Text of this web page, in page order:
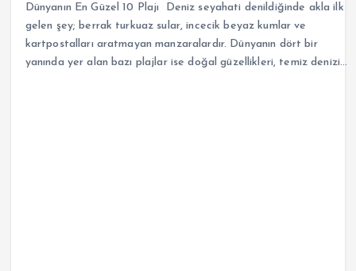
Dünyanın En Güzel 10 Plajı Deniz seyahati denildiğinde akla ilk
gelen şey; berrak turkuaz sular, incecik beyaz kumlar ve
kartpostalları aratmayan manzaralardır. Dünyanın dört bir
yanında yer alan bazı plajlar ise doğal güzellikleri, temiz denizi…